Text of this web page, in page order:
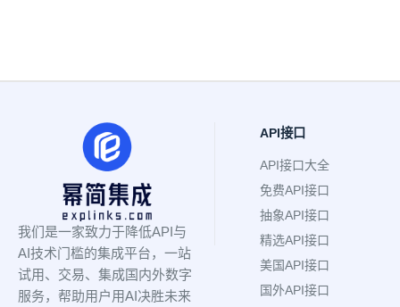
我们是一家致力于降低API与
AI技术门槛的集成平台，一站
试用、交易、集成国内外数字
服务，帮助用户用AI决胜未来
API接口
API接口大全
免费API接口
抽象API接口
精选API接口
美国API接口
国外API接口